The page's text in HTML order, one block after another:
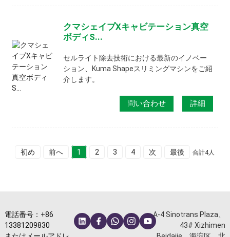
クマシェイプXキャビテーション真空
ボディS...
セルライト除去技術における最新のイノベー
ション、Kuma Shapeスリミングマシンをご紹
介します。
問い合わせ 詳細
初め 前へ 1 2 3 4 次 最後 合計4人
電話番号：+86
13381209830
A-4 Sinotrans Plaza、
43# Xizhimen